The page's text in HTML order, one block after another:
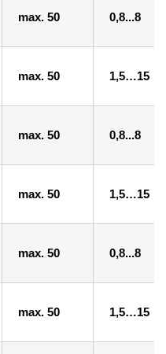
max. 50 0,8...8
max. 50 1,5…15
max. 50 0,8...8
max. 50 1,5…15
max. 50 0,8...8
max. 50 1,5…15